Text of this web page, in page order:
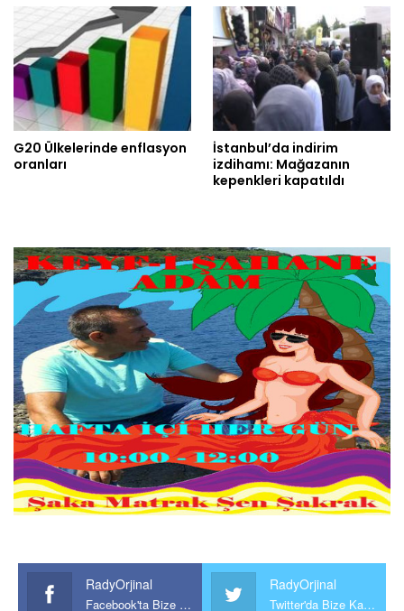
G20 Ülkelerinde enflasyon
oranları
İstanbul’da indirim
izdihamı: Mağazanın
kepenkleri kapatıldı
RadyOrjinal
Facebook'ta Bize Katılın
RadyOrjinal
Twitter'da Bize Katılın